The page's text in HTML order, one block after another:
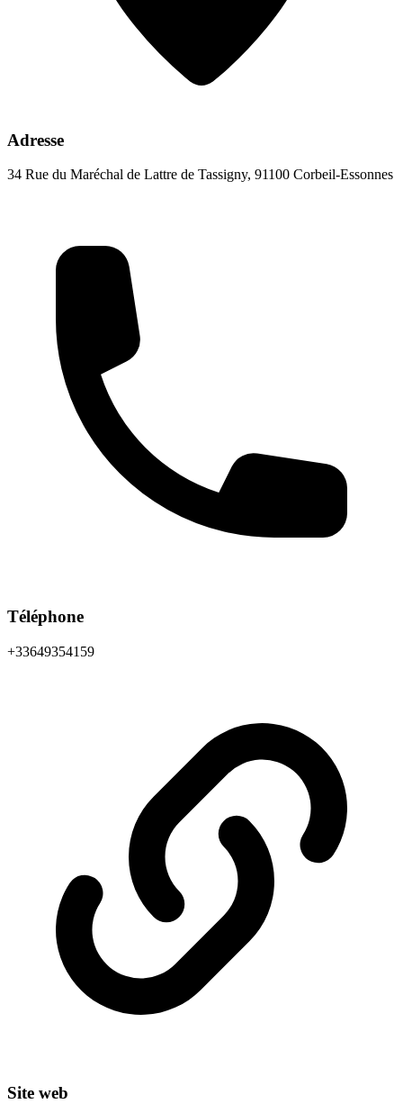
Adresse
34 Rue du Maréchal de Lattre de Tassigny, 91100 Corbeil-Essonnes
Téléphone
+33649354159
Site web